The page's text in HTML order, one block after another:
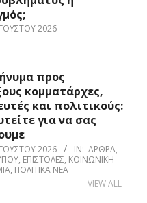
2026
προς
κομματάρχες,
και πολιτικούς:
για να σας
2026 IN: ΆΡΘΡΑ,
, ΕΠΙΣΤΟΛΈΣ, ΚΟΙΝΩΝΙΚΉ
, ΠΟΛΙΤΙΚΆ ΝΈΑ
VIEW ALL